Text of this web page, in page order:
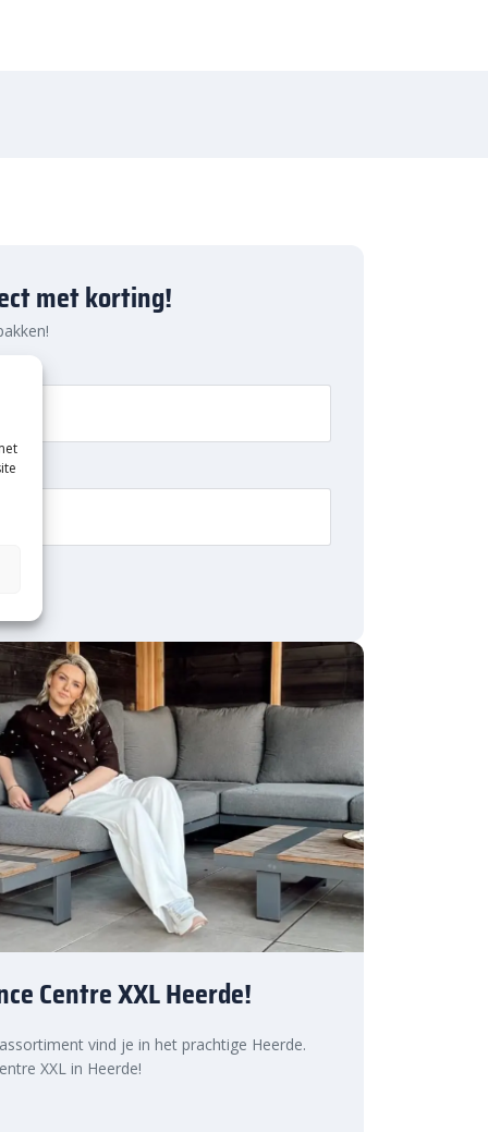
met korting!
Centre XXL Heerde!
vind je in het prachtige Heerde.
XXL in Heerde!